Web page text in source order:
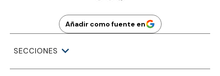
Añadir como fuente en
SECCIONES